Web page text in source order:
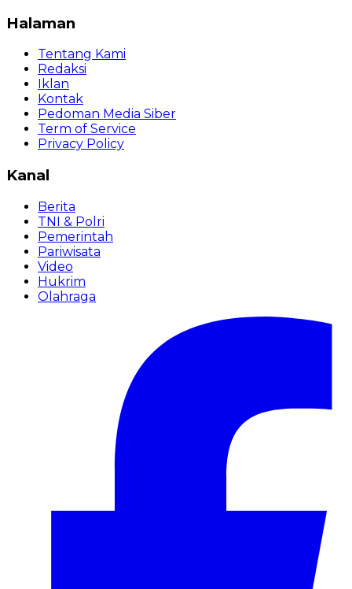
Halaman
Tentang Kami
Redaksi
Iklan
Kontak
Pedoman Media Siber
Term of Service
Privacy Policy
Kanal
Berita
TNI & Polri
Pemerintah
Pariwisata
Video
Hukrim
Olahraga